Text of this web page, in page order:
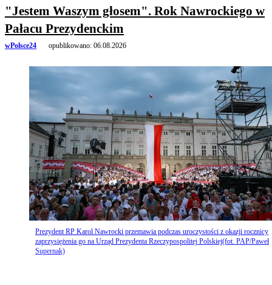
"Jestem Waszym głosem". Rok Nawrockiego w
Pałacu Prezydenckim
wPolsce24 opublikowano: 06.08.2026
Prezydent RP Karol Nawrocki przemawia podczas uroczystości z okazji rocznicy
zaprzysiężenia go na Urząd Prezydenta Rzeczypospolitej Polskiej(fot. PAP/Paweł
Supernak)